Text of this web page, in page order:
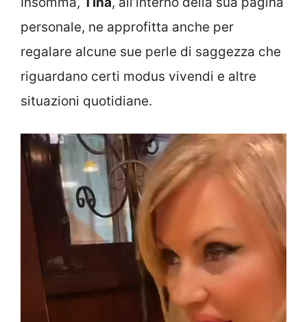
personale, ne approfitta anche per
regalare alcune sue perle di saggezza che
riguardano certi modus vivendi e altre
situazioni quotidiane.
Video
Player